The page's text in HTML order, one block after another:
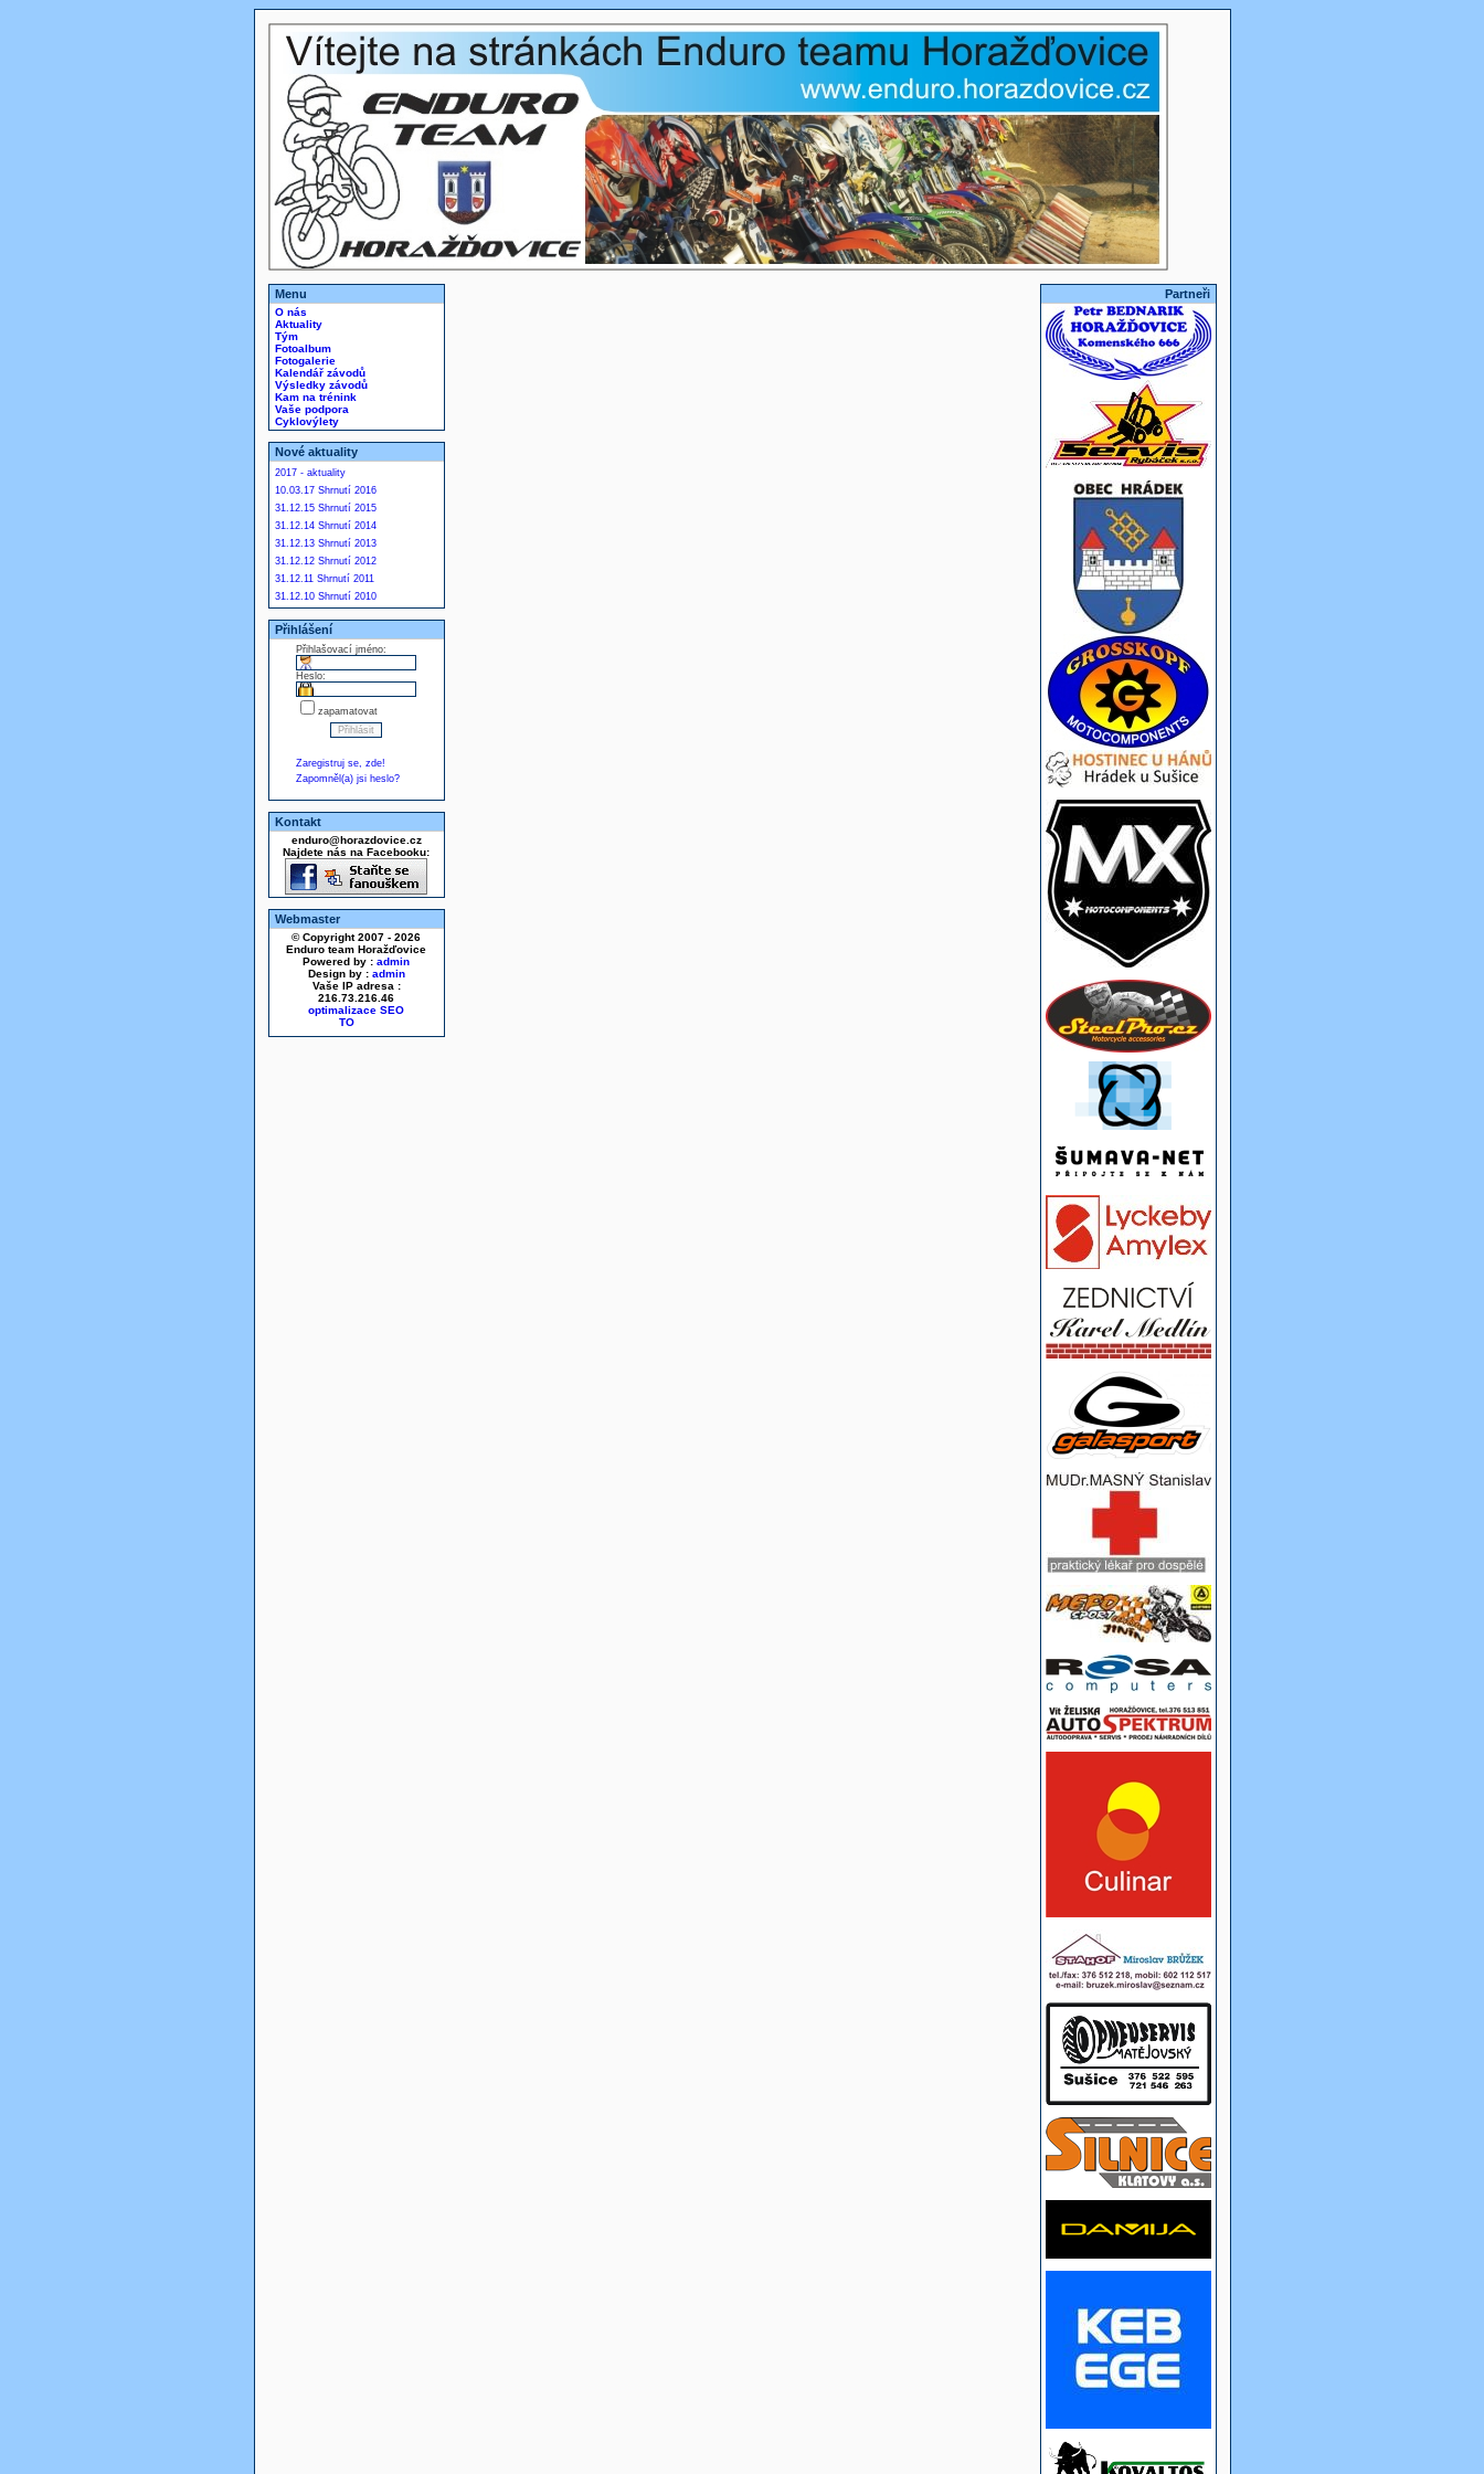
Menu
O nás
Aktuality
Tým
Fotoalbum
Fotogalerie
Kalendář závodů
Výsledky závodů
Kam na trénink
Vaše podpora
Cyklovýlety
Nové aktuality
2017 - aktuality
10.03.17 Shrnutí 2016
31.12.15 Shrnutí 2015
31.12.14 Shrnutí 2014
31.12.13 Shrnutí 2013
31.12.12 Shrnutí 2012
31.12.11 Shrnutí 2011
31.12.10 Shrnutí 2010
Přihlášení
Přihlašovací jméno:
Heslo:
zapamatovat
Zaregistruj se, zde!
Zapomněl(a) jsi heslo?
Kontakt
enduro@horazdovice.cz
Najdete nás na Facebooku:
Webmaster
© Copyright 2007 - 2026
Enduro team Horažďovice
Powered by : admin
Design by : admin
Vaše IP adresa :
216.73.216.46
optimalizace SEO
Partneři